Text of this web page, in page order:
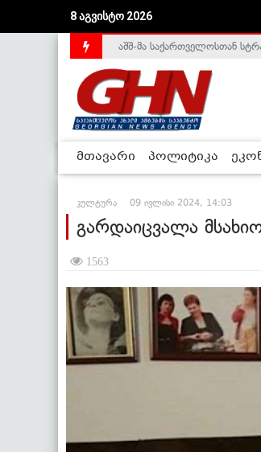
8 აგვისტო 2026
საქართველოს დე-ფაქტო
აშშ-მა საქართველოსთან
მთავარი პოლიტიკა
კულტურა 09 ივლისი 2024, 14:03
გარდაიცვალა
1563